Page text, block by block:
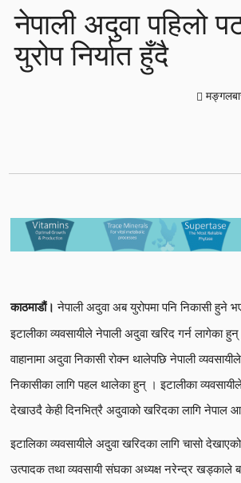
नेपाली अदुवा पहिलो
युरोप निर्यात हुँदै
काठमाडौं। नेपाली अदुवा अब युरोपमा पनि निकासी हुने
इटालीका व्यवसायीले नेपाली अदुवा खरिद गर्न लागेका
वाहानामा अदुवा निकासी रोक्न थालेपछि नेपाली
निकासीका लागि पहल थालेका हुन् । इटालीका
देखाउदै केही दिनभित्रै अदुवाको खरिदका लागि
इटालिका व्यवसायीले अदुवा खरिदका लागि चासो
उत्पादक तथा व्यवसायी संघका अध्यक्ष नरेन्द्र खड्काले